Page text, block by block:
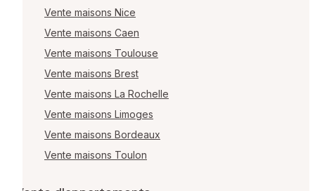
Vente maisons Nice
Vente maisons Caen
Vente maisons Toulouse
Vente maisons Brest
Vente maisons La Rochelle
Vente maisons Limoges
Vente maisons Bordeaux
Vente maisons Toulon